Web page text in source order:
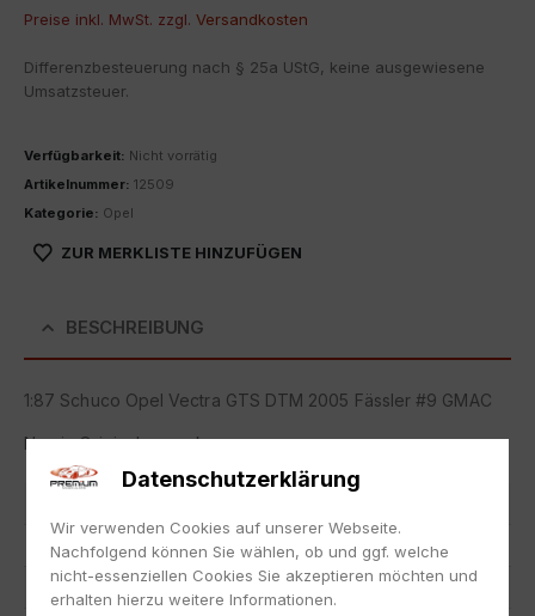
Preise inkl. MwSt. zzgl. Versandkosten
Differenzbesteuerung nach § 25a UStG, keine ausgewiesene
Umsatzsteuer.
Verfügbarkeit: Nicht vorrätig
Artikelnummer: 12509
Kategorie: Opel
ZUR MERKLISTE HINZUFÜGEN
BESCHREIBUNG
1:87 Schuco Opel Vectra GTS DTM 2005 Fässler #9 GMAC
Neu in Originalverpackung.
EAN nicht zutreffend
Hersteller Schuco
Datenschutzerklärung
Wir verwenden Cookies auf unserer Webseite.
Nachfolgend können Sie wählen, ob und ggf. welche
nicht-essenziellen Cookies Sie akzeptieren möchten und
erhalten hierzu weitere Informationen.